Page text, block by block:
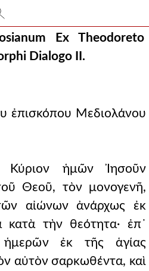
Ex Theodoreto
Dialogo II.
ἐπισκόπου Μεδιολάνου
Κύριον ἡμῶν Ἰησοῦν
Θεοῦ, τὸν μονογενῆ,
αἰώνων ἀνάρχως ἐκ
κατὰ τὴν θεότητα· ἐπ᾽
ἐκ τῆς ἁγίας
αὐτὸν σαρκωθέντα, καὶ